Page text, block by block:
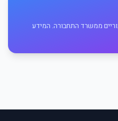
ממשרד התחבורה. המידע